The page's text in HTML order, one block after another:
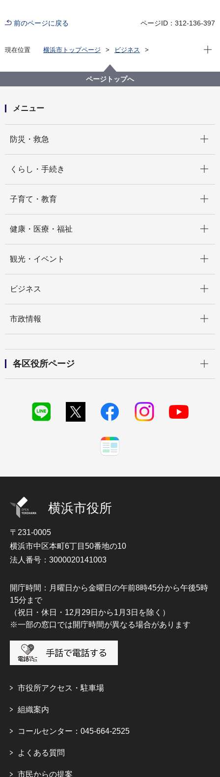
前のページに戻る ページID：312-136-397
現在位置 横浜市トップページ
ビジネス
案件表
第152回横浜市都市計画審議会案件表
現在
ページトップへ
メニュー
防災・救急
くらし・手続き
子育て・教育
健康・医療・福祉
観光・イベント
ビジネス
市政情報
各区役所ページ
横浜市役所
〒231-0005
横浜市中区本町6丁目50番地の10
法人番号：3000020141003
開庁時間：月曜日から金曜日の午前8時45分から午後5時
15分まで
（祝日・休日・12月29日から1月3日を除く）
※一部の窓口では開庁時間が異なる場合があります
市役所アクセス・駐車場
組織案内
コールセンター：045-664-2525
よくある質問
市民からの提案